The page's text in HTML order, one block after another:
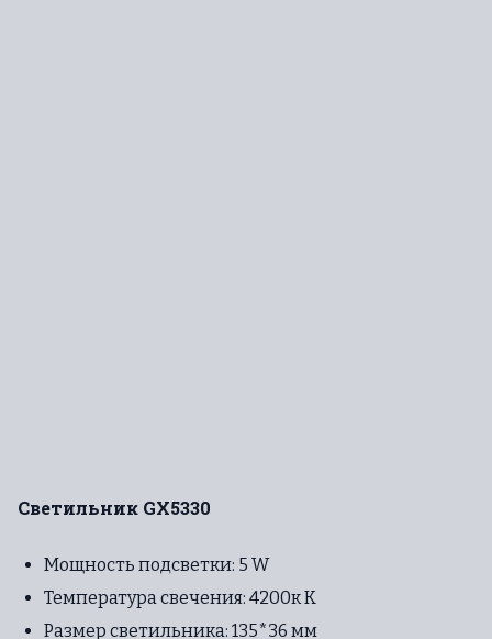
Светильник GX5330
Мощность подсветки: 5 W
Температура свечения: 4200к К
Размер светильника: 135*36 мм